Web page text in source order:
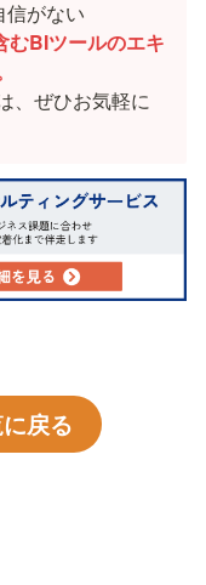
BIツールのエキ
、ぜひお気軽に
戻る